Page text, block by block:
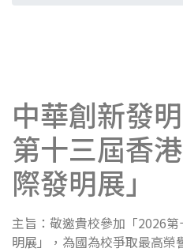
中華創新發
第十三屆香
際發明展」
主旨：敬邀貴校參加「2026
明展」，為國為校爭取最高榮